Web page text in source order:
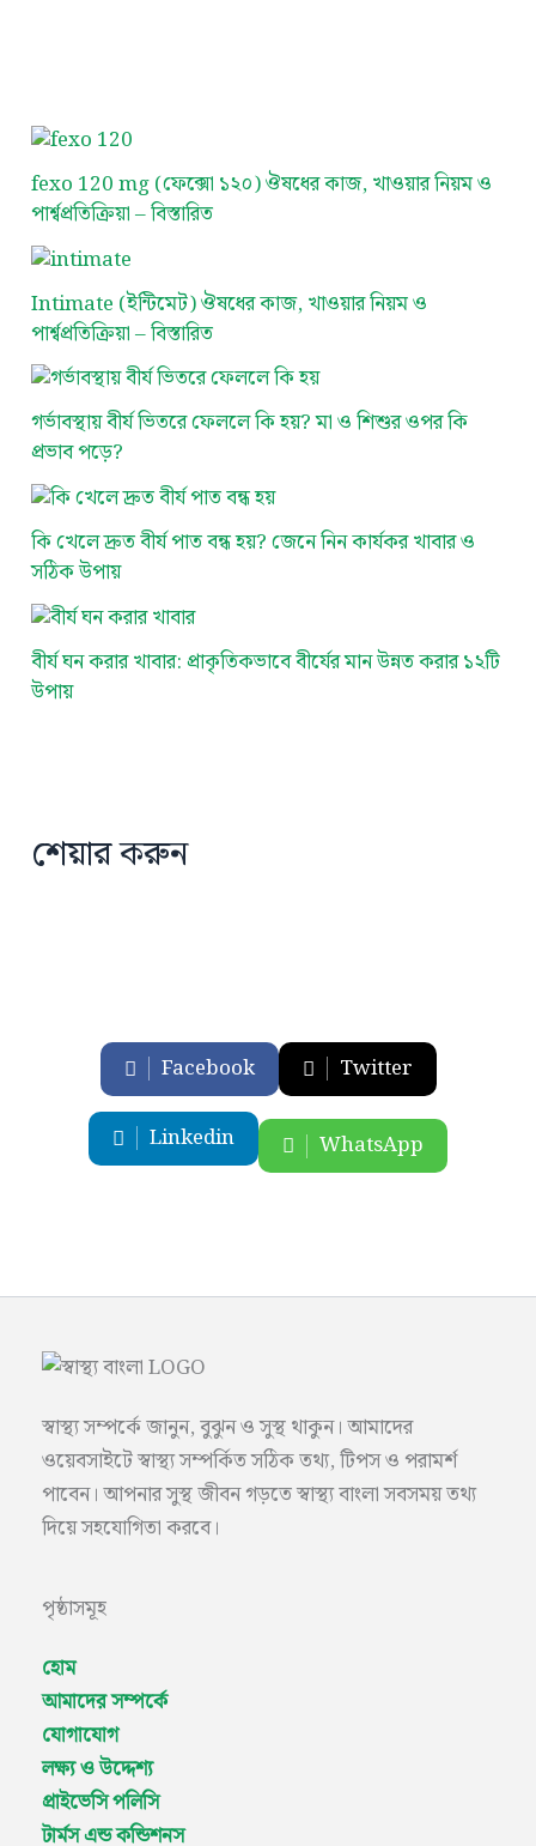
fexo 120 mg (ফেক্সো ১২০) ঔষধের কাজ, খাওয়ার নিয়ম ও
পার্শ্বপ্রতিক্রিয়া – বিস্তারিত
Intimate (ইন্টিমেট) ঔষধের কাজ, খাওয়ার নিয়ম ও
পার্শ্বপ্রতিক্রিয়া – বিস্তারিত
গর্ভাবস্থায় বীর্য ভিতরে ফেললে কি হয়? মা ও শিশুর ওপর কি
প্রভাব পড়ে?
কি খেলে দ্রুত বীর্য পাত বন্ধ হয়? জেনে নিন কার্যকর খাবার ও
সঠিক উপায়
বীর্য ঘন করার খাবার: প্রাকৃতিকভাবে বীর্যের মান উন্নত করার ১২টি
উপায়
শেয়ার করুন
Facebook Twitter
Linkedin WhatsApp
স্বাস্থ্য সম্পর্কে জানুন, বুঝুন ও সুস্থ থাকুন। আমাদের
ওয়েবসাইটে স্বাস্থ্য সম্পর্কিত সঠিক তথ্য, টিপস ও পরামর্শ
পাবেন। আপনার সুস্থ জীবন গড়তে স্বাস্থ্য বাংলা সবসময় তথ্য
দিয়ে সহযোগিতা করবে।
পৃষ্ঠাসমূহ
হোম
আমাদের সম্পর্কে
যোগাযোগ
লক্ষ্য ও উদ্দেশ্য
প্রাইভেসি পলিসি
টার্মস এন্ড কন্ডিশনস